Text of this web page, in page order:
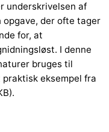
underskrivelsen af
opgave, der ofte tager
for, at
I denne
bruges til
eksempel fra